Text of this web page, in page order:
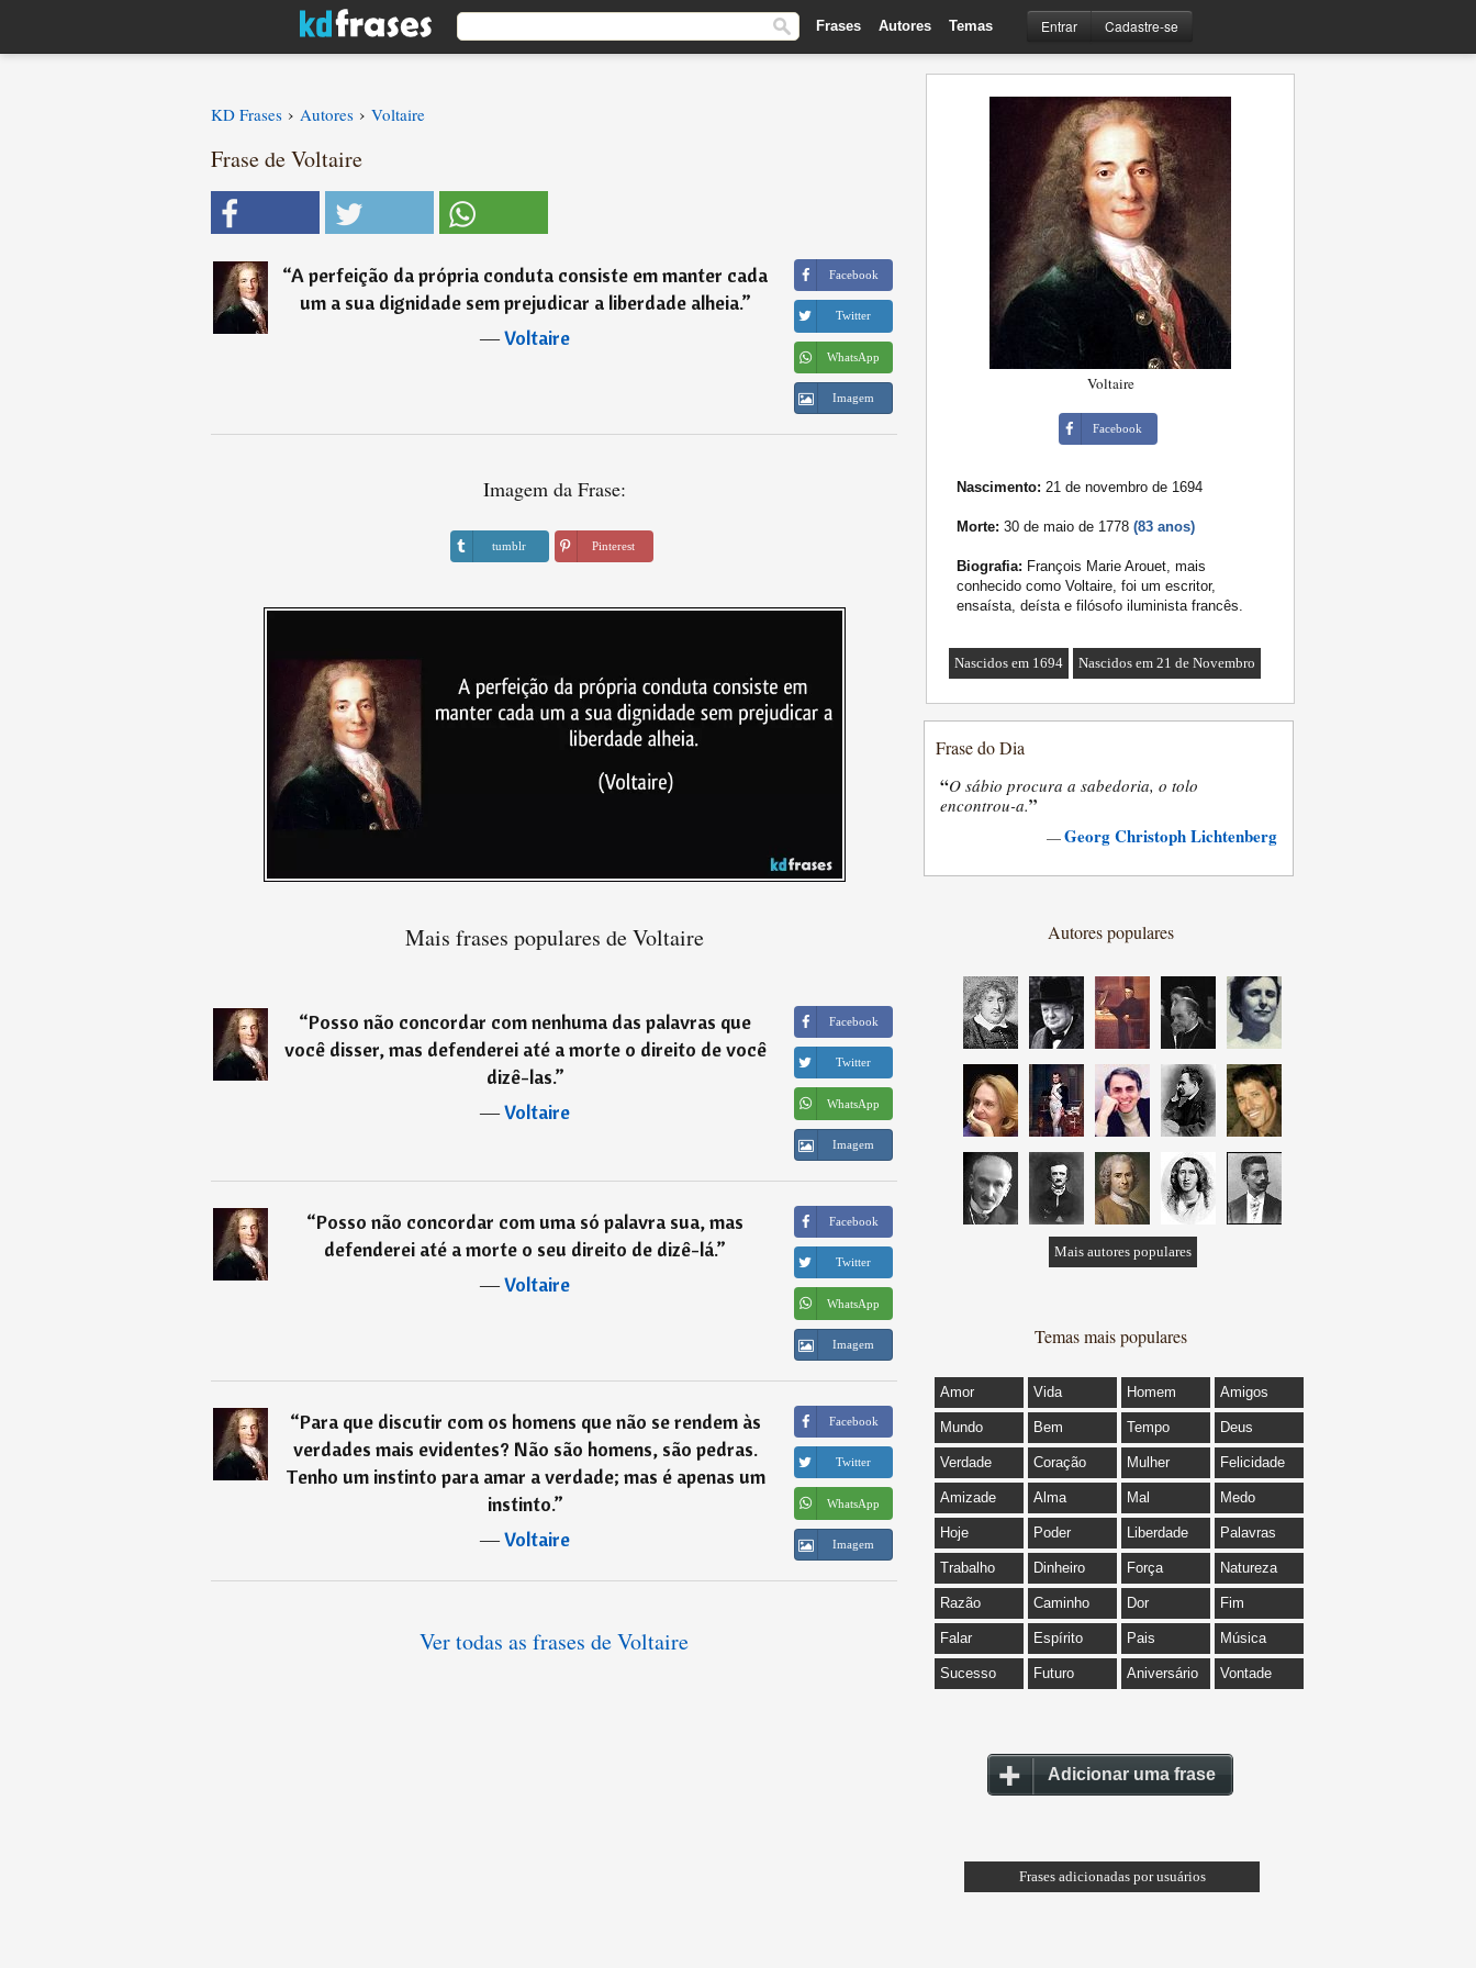
Frases Autores Temas Entrar Cadastre-se
KD Frases › Autores › Voltaire
Frase de Voltaire
“A perfeição da própria conduta consiste em manter cada
um a sua dignidade sem prejudicar a liberdade alheia.”
―Voltaire
Facebook
Twitter
WhatsApp
Imagem
Imagem da Frase:
tumblr Pinterest
Mais frases populares de Voltaire
“Posso não concordar com nenhuma das palavras que
você disser, mas defenderei até a morte o direito de você
dizê-las.”
―Voltaire
Facebook
Twitter
WhatsApp
Imagem
“Posso não concordar com uma só palavra sua, mas
defenderei até a morte o seu direito de dizê-lá.”
―Voltaire
Facebook
Twitter
WhatsApp
Imagem
“Para que discutir com os homens que não se rendem às
verdades mais evidentes? Não são homens, são pedras.
Tenho um instinto para amar a verdade; mas é apenas um
instinto.”
―Voltaire
Facebook
Twitter
WhatsApp
Imagem
Ver todas as frases de Voltaire
Voltaire
Facebook
Nascimento: 21 de novembro de 1694
Morte: 30 de maio de 1778 (83 anos)
Biografia: François Marie Arouet, mais
conhecido como Voltaire, foi um escritor,
ensaísta, deísta e filósofo iluminista francês.
Nascidos em 1694 Nascidos em 21 de Novembro
Frase do Dia
“O sábio procura a sabedoria, o tolo
encontrou-a.”
—Georg Christoph Lichtenberg
Autores populares
Mais autores populares
Temas mais populares
Amor Vida Homem Amigos
Mundo Bem Tempo Deus
Verdade Coração Mulher Felicidade
Amizade Alma Mal Medo
Hoje Poder Liberdade Palavras
Trabalho Dinheiro Força Natureza
Razão Caminho Dor Fim
Falar Espírito Pais Música
Sucesso Futuro Aniversário Vontade
Adicionar uma frase
Frases adicionadas por usuários